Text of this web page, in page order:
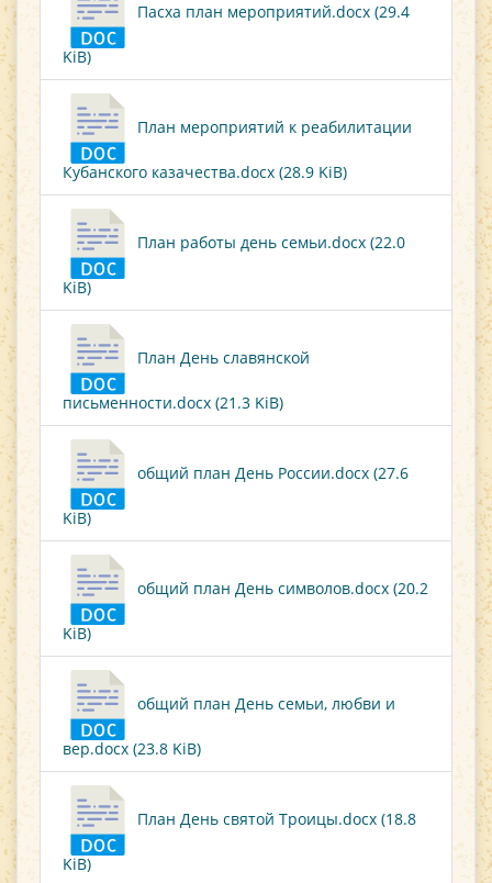
Пасха план мероприятий.docx (29.4
KiB)
План мероприятий к реабилитации
Кубанского казачества.docx (28.9 KiB)
План работы день семьи.docx (22.0
KiB)
План День славянской
письменности.docx (21.3 KiB)
общий план День России.docx (27.6
KiB)
общий план День символов.docx (20.2
KiB)
общий план День семьи, любви и
вер.docx (23.8 KiB)
План День святой Троицы.docx (18.8
KiB)